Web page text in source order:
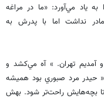
ياد مي‌آورد: «ما در مراغه
نداشت اما با پدرش به
آمديم تهران. » آه مي‌كشد و
حيدر مرد صبوري بود هميشه
بچه‌هايش راحت‌تر شود. بهش